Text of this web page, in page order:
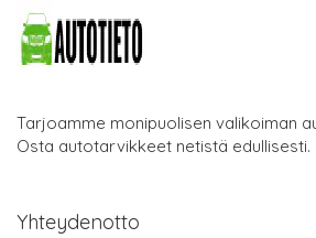
Tarjoamme monipuolisen valikoiman
Osta autotarvikkeet netistä edullisesti.
Yhteydenotto